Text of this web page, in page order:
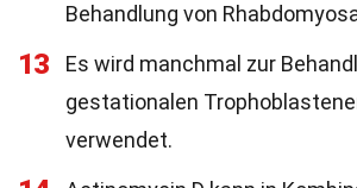
Behandlung von
13
Es wird manchmal zur
gestationalen
verwendet.